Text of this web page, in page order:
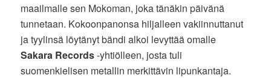
maailmalle sen Mokoman, joka tänäkin päivänä
tunnetaan. Kokoonpanonsa hiljalleen vakiinnuttanut
ja tyylinsä löytänyt bändi alkoi levyttää omalle
Sakara Records-yhtiölleen, josta tuli
suomenkielisen metallin merkittävin lipunkantaja.